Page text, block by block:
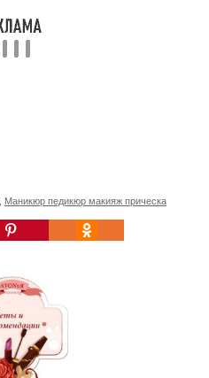
Маникюр педикюр макияж прическа